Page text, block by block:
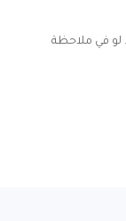
لو في ملاحظة